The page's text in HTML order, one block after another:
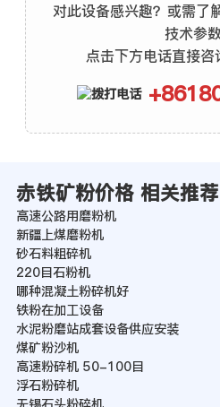
对此设备感兴趣？或需了
技术参数
点击下方电话直接咨
赤铁矿粉价格 相关推荐
高速公路用磨粉机
新疆上煤磨粉机
砂石料粗碎机
220目石粉机
哪种混凝土粉碎机好
铁粉在加工设备
水泥粉磨站成套设备供应安装
煤矿粉沙机
高速粉碎机 50-100目
浮石粉碎机